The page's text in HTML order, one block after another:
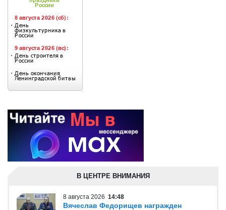
В ЦЕНТРЕ ВНИМАНИЯ
8 августа 2026 14:48
Вячеслав Федорищев награжден